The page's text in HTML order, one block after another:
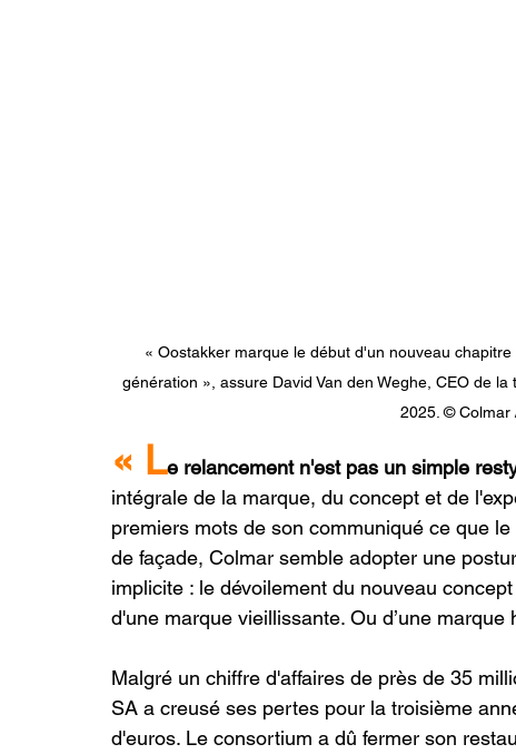
« Oostakker marque le début d'un nouveau
génération », assure David Van den Weghe, CEO de
2025. © Colmar
« Le relancement n'est pas un simple
intégrale de la marque, du concept et de
premiers mots de son communiqué ce que
de façade, Colmar semble adopter une
implicite : le dévoilement du nouveau
d'une marque vieillissante. Ou d’une
Malgré un chiffre d'affaires de près de 35
SA a creusé ses pertes pour la troisième
d'euros. Le consortium a dû fermer son